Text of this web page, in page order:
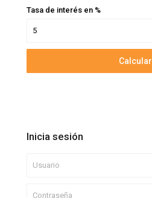
Tasa de interés en %
Calcular
Inicia sesión